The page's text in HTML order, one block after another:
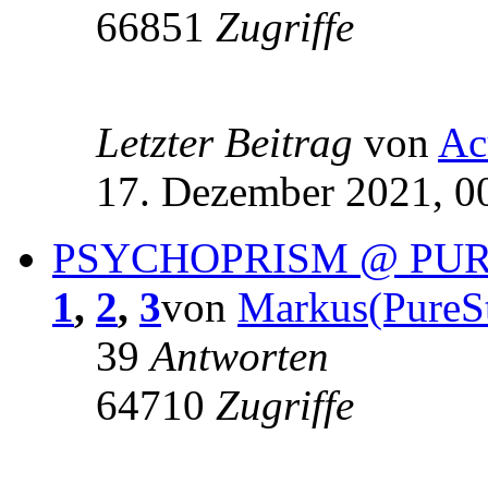
66851 Zugriffe
Letzter Beitrag von
17. Dezember 2021,
PSYCHOPRISM @
1, 2, 3von
39Antworten
64710 Zugriffe